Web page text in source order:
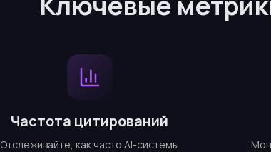
Частота цитирований
Отслеживайте, как часто AI-системы